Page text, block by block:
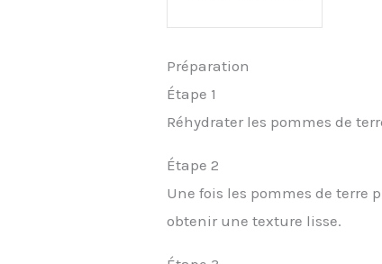
Préparation
Étape 1
Réhydrater les pommes de
Étape 2
Une fois les pommes de terre
obtenir une texture lisse.